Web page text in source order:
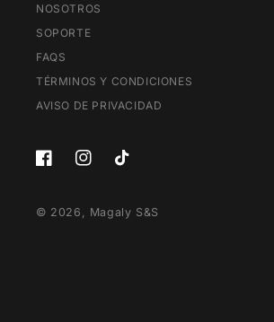
NOSOTROS
SOPORTE
FAQS
TÉRMINOS Y CONDICIONES
AVISO DE PRIVACIDAD
FacebookInstagramTikTok
© 2026, Magaly S&S